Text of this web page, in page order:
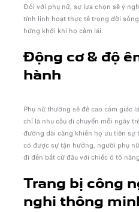
Đối với phụ nữ, sự lựa chọn sẽ ý
tính linh hoạt thực tế trong đời
hứng khởi khi họ cầm lái.
Động cơ & độ
hành
Phụ nữ thường sẽ đề cao cảm giác
chỉ là nhu cầu di chuyển mỗi ngày
đường dài càng khiến họ ưu tiên sự
có được sự tận hưởng, người phụ
đi đến bất cứ đâu với chiếc ô tô
Trang bị công
nghi thông